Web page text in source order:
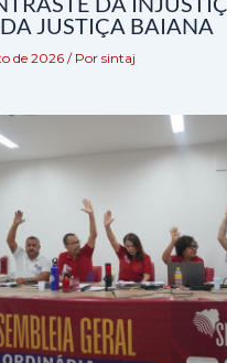
JUSTIÇA BAIANA
de 2026 / Por sintaj